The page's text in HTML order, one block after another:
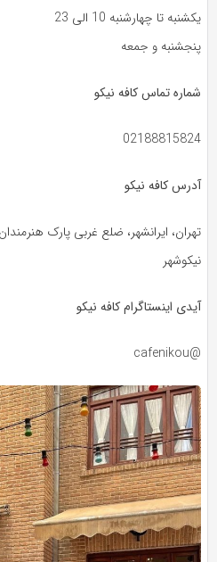
یکشنبه تا چهارشنبه 10 الی 23
پنجشنبه و جمعه
شماره تماس کافه نیکو
02188815824
آدرس کافه نیکو
تهران، ایرانشهر، ضلع غربی پارک
نیکوشهر
آیدی اینستاگرام کافه نیکو
@cafenikou